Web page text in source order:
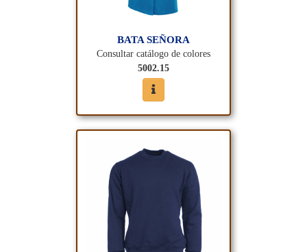
BATA SEÑORA
Consultar catálogo de colores
5002.15